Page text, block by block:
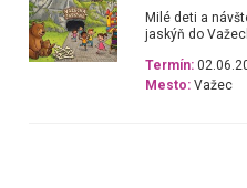
Milé deti a
jaskýň do
Termín:
Mesto: Važec